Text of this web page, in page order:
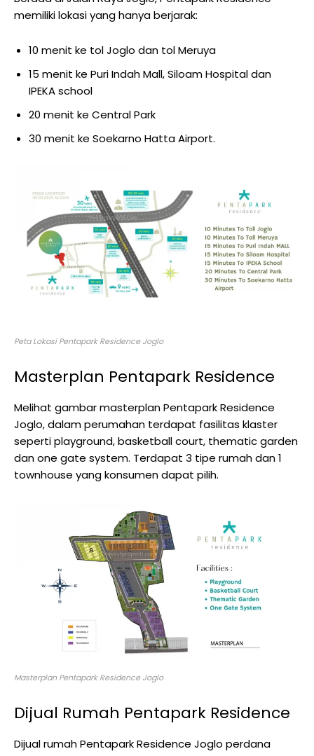
memiliki lokasi yang hanya berjarak:
10 menit ke tol Joglo dan tol Meruya
15 menit ke Puri Indah Mall, Siloam Hospital dan
IPEKA school
20 menit ke Central Park
30 menit ke Soekarno Hatta Airport.
Peta Lokasi Pentapark Residence Joglo
Masterplan Pentapark Residence
Melihat gambar masterplan Pentapark Residence
Joglo, dalam perumahan terdapat fasilitas klaster
seperti playground, basketball court, thematic garden
dan one gate system. Terdapat 3 tipe rumah dan 1
townhouse yang konsumen dapat pilih.
Masterplan Pentapark Residence Joglo
Dijual Rumah Pentapark Residence
Dijual rumah Pentapark Residence Joglo perdana